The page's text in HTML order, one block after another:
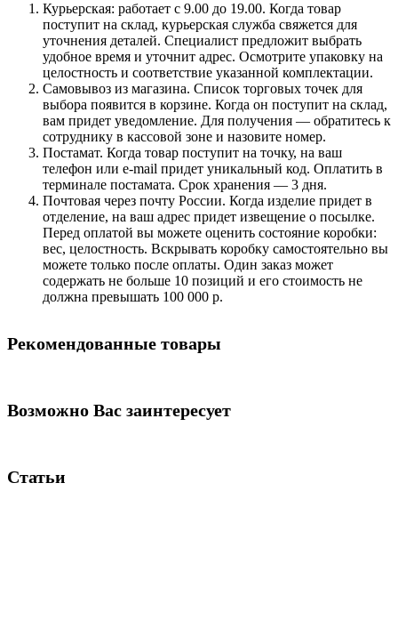
Курьерская: работает с 9.00 до 19.00. Когда товар
поступит на склад, курьерская служба свяжется для
уточнения деталей. Специалист предложит выбрать
удобное время и уточнит адрес. Осмотрите упаковку на
целостность и соответствие указанной комплектации.
Самовывоз из магазина. Список торговых точек для
выбора появится в корзине. Когда он поступит на склад,
вам придет уведомление. Для получения — обратитесь к
сотруднику в кассовой зоне и назовите номер.
Постамат. Когда товар поступит на точку, на ваш
телефон или e-mail придет уникальный код. Оплатить в
терминале постамата. Срок хранения — 3 дня.
Почтовая через почту России. Когда изделие придет в
отделение, на ваш адрес придет извещение о посылке.
Перед оплатой вы можете оценить состояние коробки:
вес, целостность. Вскрывать коробку самостоятельно вы
можете только после оплаты. Один заказ может
содержать не больше 10 позиций и его стоимость не
должна превышать 100 000 р.
Рекомендованные товары
Возможно Вас заинтересует
Статьи